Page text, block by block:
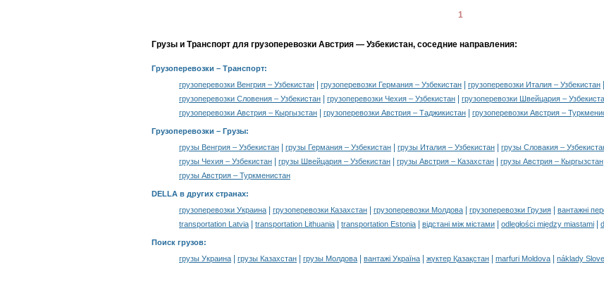
1
Грузы и Транспорт для грузоперевозки Австрия — Узбекистан, соседние направления:
Грузоперевозки – Транспорт:
грузоперевозки Венгрия – Узбекистан
грузоперевозки Германия – Узбекистан грузоперевозки Италия – Узбекистан
грузоперевозки Словения – Узбекистан грузоперевозки Чехия – Узбекистан грузоперевозки Швейцария –
грузоперевозки Австрия – Кыргызстан грузоперевозки Австрия – Таджикистан грузоперевозки Австрия –
Грузоперевозки – Грузы:
грузы Венгрия – Узбекистан
грузы Германия – Узбекистан грузы Италия – Узбекистан грузы Словакия –
грузы Чехия – Узбекистан грузы Швейцария – Узбекистан грузы Австрия – Казахстан грузы Австрия – Кыргызстан
грузы Австрия – Туркменистан
DELLA в других странах:
грузоперевозки Украина
грузоперевозки Казахстан грузоперевозки Молдова грузоперевозки Грузия вантажні
transportation Latvia transportation Lithuania transportation Estonia відстані між містами odległości między miastami
Поиск грузов:
грузы Украина
грузы Казахстан грузы Молдова вантажі Україна жүктер Қазақстан marfuri Moldova náklady